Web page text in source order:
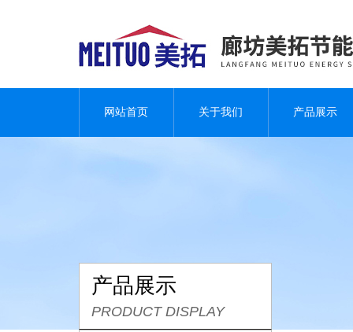
网站首页 关于我们 产品展示
产品展示
PRODUCT DISPLAY